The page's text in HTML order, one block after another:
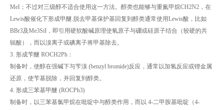
MeI；不过对三级醇不适合使用这一方法。醇类也能够与重氮甲烷CH2N2，在
Lewis酸催化下形成甲醚.脱去甲基保护基回复到醇类通常使用Lewis酸，比如
BBr3及Me3SiI，即引用硬软酸碱原理使氧原子与硼或硅原子结合（较硬的共
轭酸），而以溴离子或碘离子将甲基除去。
3. 形成苄醚 ROCH2Ph：
制备时，使醇在强碱下与苄溴 (benzyl bromide)反应，通常以加氢反应或锂金属
还原，使苄基脱除，并回复到醇类。
4. 形成三苯基甲醚 (ROCPh3)
制备时，以三苯基氯甲烷在吡啶中与醇类作用，而以 4-二甲胺基吡啶（4-